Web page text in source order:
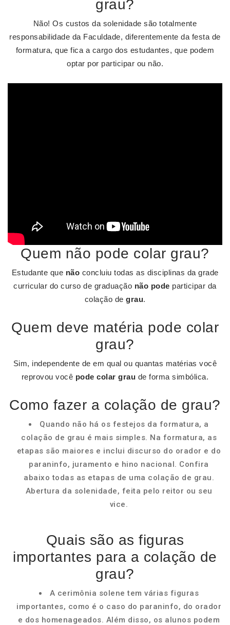
grau?
Não! Os custos da solenidade são totalmente
responsabilidade da Faculdade, diferentemente da festa de
formatura, que fica a cargo dos estudantes, que podem
optar por participar ou não.
Quem não pode colar grau?
Estudante que não concluiu todas as disciplinas da grade
curricular do curso de graduação não pode participar da
colação de grau.
Quem deve matéria pode colar
grau?
Sim, independente de em qual ou quantas matérias você
reprovou você pode colar grau de forma simbólica.
Como fazer a colação de grau?
Quando não há os festejos da formatura, a
colação de grau é mais simples. Na formatura, as
etapas são maiores e inclui discurso do orador e do
paraninfo, juramento e hino nacional. Confira
abaixo todas as etapas de uma colação de grau.
Abertura da solenidade, feita pelo reitor ou seu
vice.
Quais são as figuras
importantes para a colação de
grau?
A cerimônia solene tem várias figuras
importantes, como é o caso do paraninfo, do orador
e dos homenageados. Além disso, os alunos podem